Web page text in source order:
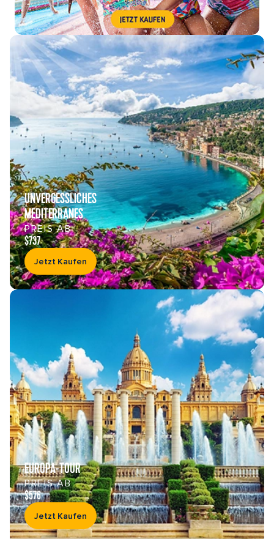
UNVERGESSLICHES
MEDITERRANES
PREIS AB
$737
Jetzt Kaufen
EUROPA-TOUR
PREIS AB
$576
Jetzt Kaufen